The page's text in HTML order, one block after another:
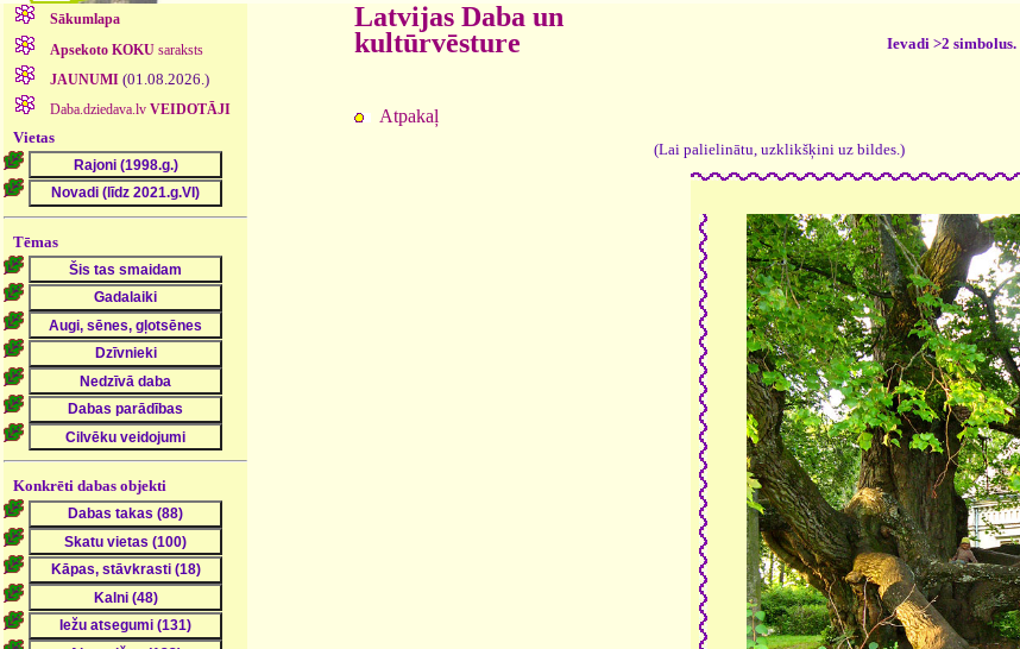
Sākumlapa
Apsekoto KOKUsaraksts
JAUNUMI (01.08.2026.)
Daba.dziedava.lv VEIDOTĀJI
Vietas
Tēmas
Konkrēti dabas objekti
Latvijas Daba un
kultūrvēsture
Ievadi >2 simbolus.
Atpakaļ
(Lai palielinātu, uzklikšķini uz bildes.)